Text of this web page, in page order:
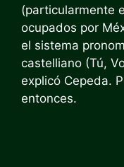
(particularmente
ocupados por
el sistema
castelliano (Tú,
explicó Cepeda.
entonces.